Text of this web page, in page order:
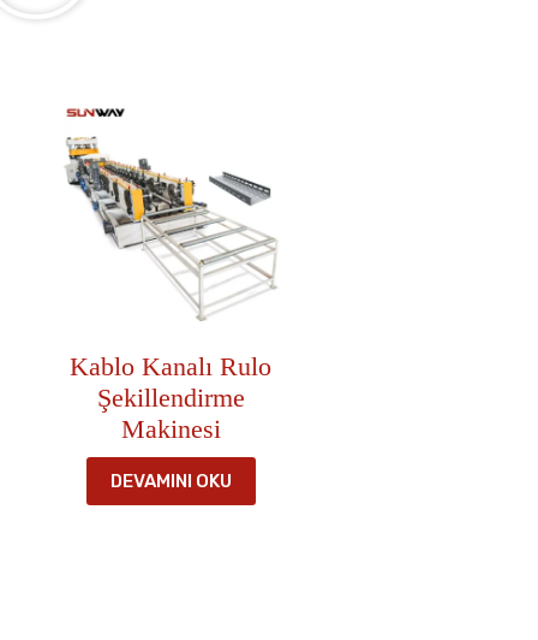
Kablo Kanalı Rulo
Şekillendirme
Makinesi
DEVAMINI OKU